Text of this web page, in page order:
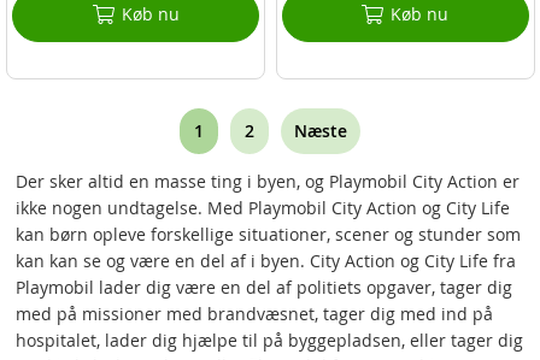
Køb nu Køb nu
Page
You're
reading
page
1 Page
2 Næste
Der sker altid en masse ting i byen, og Playmobil City Action er
ikke nogen undtagelse. Med Playmobil City Action og City Life
kan børn opleve forskellige situationer, scener og stunder som
kan kan se og være en del af i byen. City Action og City Life fra
Playmobil lader dig være en del af politiets opgaver, tager dig
med på missioner med brandvæsnet, tager dig med ind på
hospitalet, lader dig hjælpe til på byggepladsen, eller tager dig